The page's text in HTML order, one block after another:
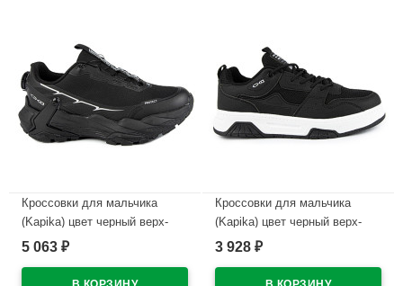
Кроссовки для мальчика
(Kapika) цвет черный верх-
текстиль/искусственная кожа
натуральная кожа размерный
5 063 ₽
Кроссовки для мальчика
(Kapika) цвет черный верх-
текстиль/искусственная кожа
натуральная кожа размерный
3 928 ₽